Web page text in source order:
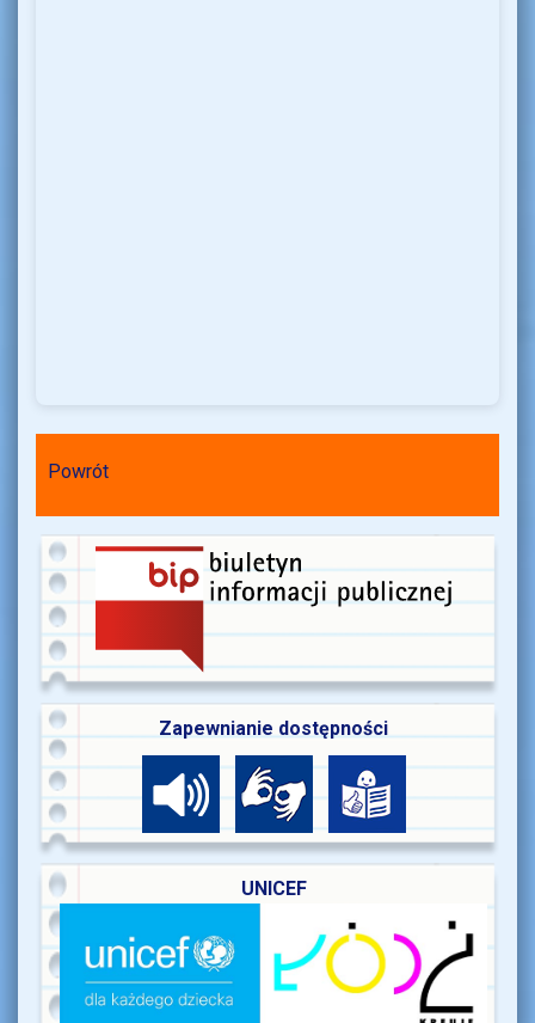
Powrót
Zapewnianie dostępności
UNICEF